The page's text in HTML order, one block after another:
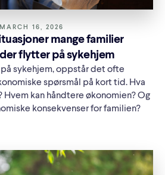
MARCH 16, 2026
mange familier
flytter på sykehjem
sykehjem, oppstår det ofte
spørsmål på kort tid. Hva
Hvem kan håndtere økonomien? Og
konsekvenser for familien?